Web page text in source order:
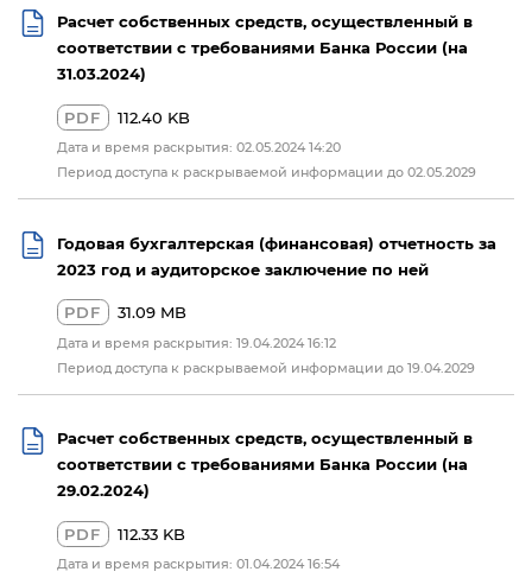
Расчет собственных средств, осуществленный в
соответствии с требованиями Банка России (на
31.03.2024)
PDF 112.40 KB
Дата и время раскрытия: 02.05.2024 14:20
Период доступа к раскрываемой информации до 02.05.2029
Годовая бухгалтерская (финансовая) отчетность за
2023 год и аудиторское заключение по ней
PDF 31.09 MB
Дата и время раскрытия: 19.04.2024 16:12
Период доступа к раскрываемой информации до 19.04.2029
Расчет собственных средств, осуществленный в
соответствии с требованиями Банка России (на
29.02.2024)
PDF 112.33 KB
Дата и время раскрытия: 01.04.2024 16:54